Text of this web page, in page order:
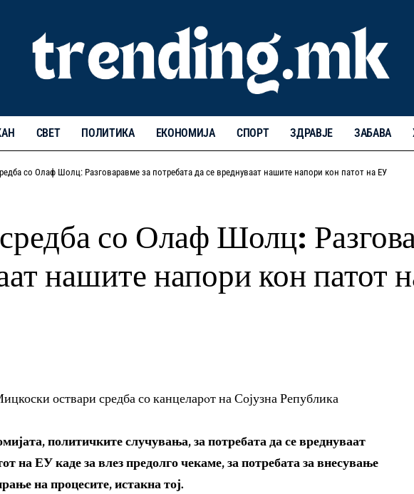
СВЕТ ПОЛИТИКА ЕКОНОМИЈА СПОРТ ЗДРАВЈЕ ЗАБАВА
со Олаф Шолц: Разговаравме за потребата да се вреднуваат нашите напори кон патот на ЕУ
со Олаф Шолц:
нашите напори кон патот
оствари средба со канцеларoт на Сојузна Република
политичките случувања, за потребата да се вреднуваат
на ЕУ каде за влез предолго чекаме, за потребата за внесување
на процесите, истакна тој.